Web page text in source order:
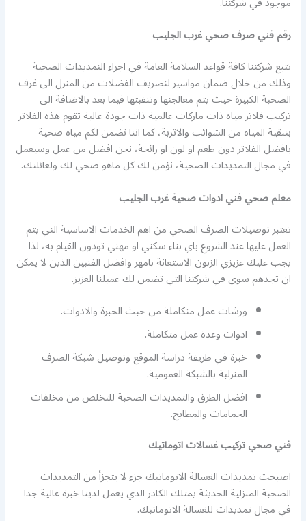
رقم فني صرف صحي غرب الجليب
تتبع شركتنا كافة قواعد السلامة العامة في اجراء التمديدات الصحية
وذلك من خلال ضمان مواسير لتصريف الفضلات من المنزل الى غرف
الصحية الكبيرة حيث يتم معالجتها وتنقيتها فيما بعد بالاضافة الى
تركيب فلاتر مياه ذات ماركات عالمية ذات جودة عالية تقوم هذه الفلاتر
بتنقية المياه من الشوائب والاتربة، كما اننا نضمن لكم مياه صحية
بافضل الفلاتر دون طعم او لون او رائحة، نحن افضل من عمل وسيعمل
في مجال التمديدات الصحية، نؤمن لك كل ماهو صحي لك ولعائلتك.
معلم صحي فني ادوات صحية غرب الجليب
تعتبر توصيلات الصرف الصحي من اهم الخدمات الاساسية التي يتم
العمل عليها عند الشروع باي بناء سكني او مهني تودون القيام به، لذا
يجب عليك عزيزي الزبون الاستعانة بامهر وافضل الفنيين الذين لا يمكن
ان تجدهم سوى في شركتنا التي تضمن لك عميلنا العزيز.
ورشات عمل متكاملة من حيث الخبرة والادوات.
ادوات وعدة عمل متكاملة.
خبرة في طريقة دراسة الموقع وتوصيل شبكة الصرف
المنزلية بالشبكة العمومية.
افضل الطرق والتمديدات الصحية للتخلص من مخلفات
الحمامات والمطابخ.
فني صحي تركيب غسالات اتوماتيك
اصبحت تمديدات الغسالة الاتوماتيك جزء لا يتجزأ من التمديدات
الصحية المنزلية الحديثة يمتلك الكادر الذي يعمل لدينا خبرة عالية جدا
في مجال تمديدات للغسالة الاتوماتيك.